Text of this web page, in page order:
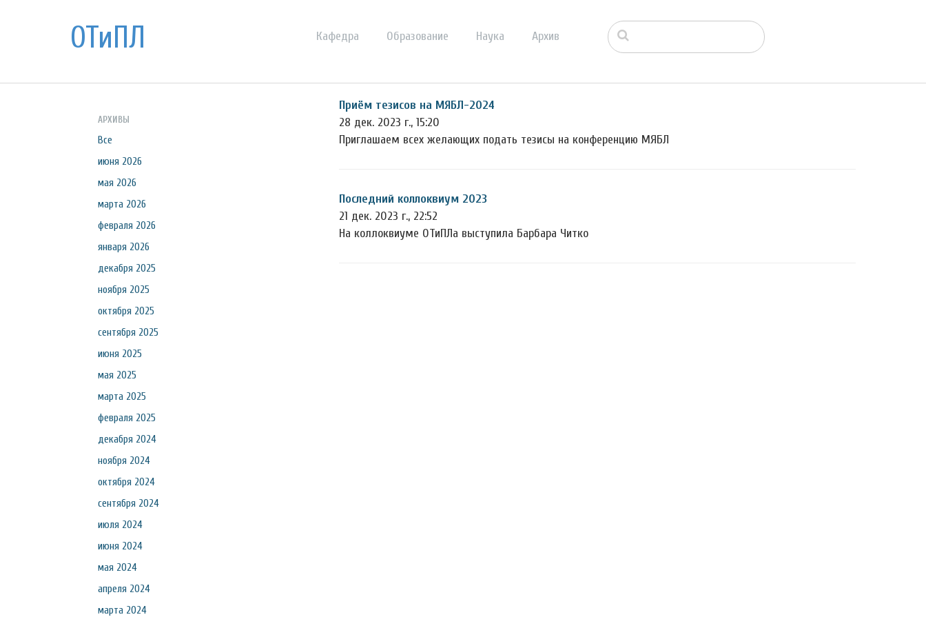
ОТиПЛ Кафедра Образование Наука Архив
АРХИВЫ
Все
июня 2026
мая 2026
марта 2026
февраля 2026
января 2026
декабря 2025
ноября 2025
октября 2025
сентября 2025
июня 2025
мая 2025
марта 2025
февраля 2025
декабря 2024
ноября 2024
октября 2024
сентября 2024
июля 2024
июня 2024
мая 2024
апреля 2024
марта 2024
Приём тезисов на МЯБЛ-2024
28 дек. 2023 г., 15:20
Приглашаем всех желающих подать тезисы на конференцию МЯБЛ
Последний коллоквиум 2023
21 дек. 2023 г., 22:52
На коллоквиуме ОТиПЛа выступила Барбара Читко